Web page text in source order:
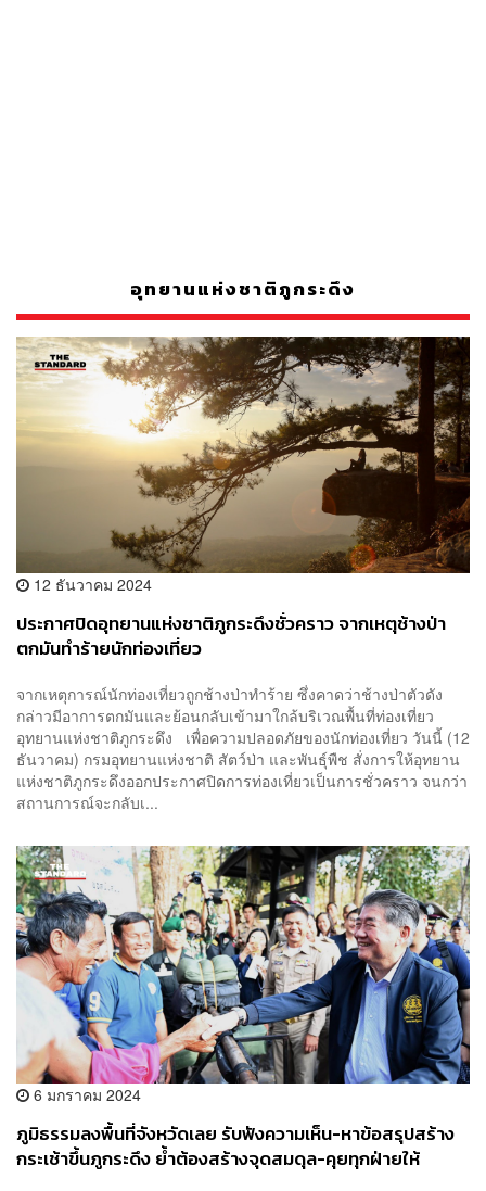
อุทยานแห่งชาติภูกระดึง
12 ธันวาคม 2024
ประกาศปิดอุทยานแห่งชาติภูกระดึงชั่วคราว จากเหตุช้างป่า
ตกมันทำร้ายนักท่องเที่ยว
จากเหตุการณ์นักท่องเที่ยวถูกช้างป่าทำร้าย ซึ่งคาดว่าช้างป่าตัวดัง
กล่าวมีอาการตกมันและย้อนกลับเข้ามาใกล้บริเวณพื้นที่ท่องเที่ยว
อุทยานแห่งชาติภูกระดึง เพื่อความปลอดภัยของนักท่องเที่ยว วันนี้ (12
ธันวาคม) กรมอุทยานแห่งชาติ สัตว์ป่า และพันธุ์พืช สั่งการให้อุทยาน
แห่งชาติภูกระดึงออกประกาศปิดการท่องเที่ยวเป็นการชั่วคราว จนกว่า
สถานการณ์จะกลับเ...
6 มกราคม 2024
ภูมิธรรมลงพื้นที่จังหวัดเลย รับฟังความเห็น-หาข้อสรุปสร้าง
กระเช้าขึ้นภูกระดึง ย้ำต้องสร้างจุดสมดุล-คุยทุกฝ่ายให้